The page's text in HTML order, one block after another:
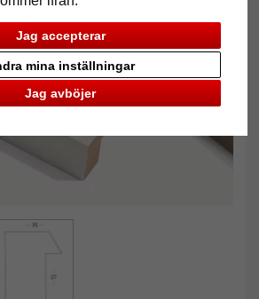
Jag accepterar
Jag avböjer
mina inställningar